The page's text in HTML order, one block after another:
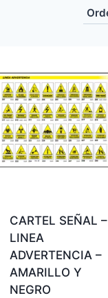
CARTEL SEÑAL –
LINEA
ADVERTENCIA –
AMARILLO Y
NEGRO